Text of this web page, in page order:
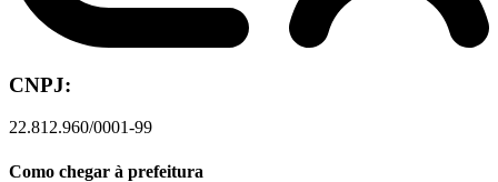
CNPJ:
22.812.960/0001-99
Como chegar à prefeitura